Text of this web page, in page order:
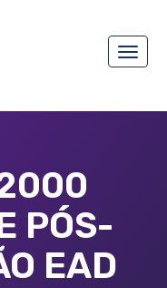
Toggle
PÓS-
EAD